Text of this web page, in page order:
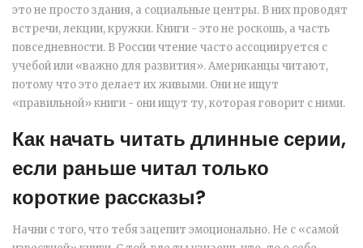
это не просто здания, а социальные центры. В них проводят
встречи, лекции, кружки. Книги - это не роскошь, а часть
повседневности. В России чтение часто ассоциируется с
учебой или «важно для развития». Американцы читают,
потому что это делает их живыми. Они не ищут
«правильной» книги - они ищут ту, которая говорит с ними.
Как начать читать длинные серии,
если раньше читал только
короткие рассказы?
Начни с того, что тебя зацепит эмоционально. Не с «самой